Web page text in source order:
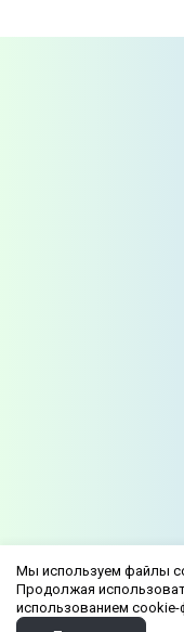
Мы используем файлы
Продолжая
использованием